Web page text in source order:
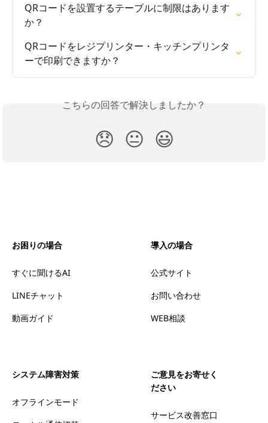
QRコードを設置するテーブルに制限はあります
か？
QRコードをレジプリンター・キッチンプリンタ
ーで印刷できますか？
こちらの回答で解決しましたか？
😞 😐 😃
お困りの場合
すぐに聞けるAI
LINEチャット
動画ガイド
導入の場合
公式サイト
お問い合わせ
WEB相談
システム障害対策
オフラインモード
ご意見をお寄せく
ださい
サービス改善窓口